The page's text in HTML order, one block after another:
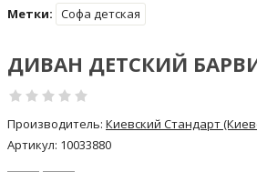
Метки: Софа детская
ДИВАН ДЕТСКИЙ
Производитель: Киевский Стандарт
Артикул: 10033880